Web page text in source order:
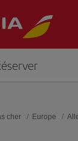
cher Europe